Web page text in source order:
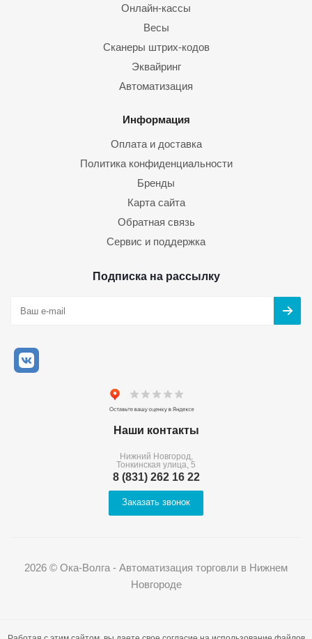
Онлайн-кассы
Весы
Сканеры штрих-кодов
Эквайринг
Автоматизация
Информация
Оплата и доставка
Политика конфиденциальности
Бренды
Карта сайта
Обратная связь
Сервис и поддержка
Подписка на рассылку
Наши контакты
Нижний Новгород,
Тонкинская улица, 5
8 (831) 262 16 22
Заказать звонок
2026 © Ока-Волга - Автоматизация торговли в Нижнем
Новгороде